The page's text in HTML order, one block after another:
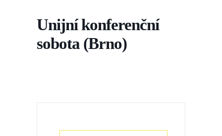
Unijní konferenční
sobota (Brno)